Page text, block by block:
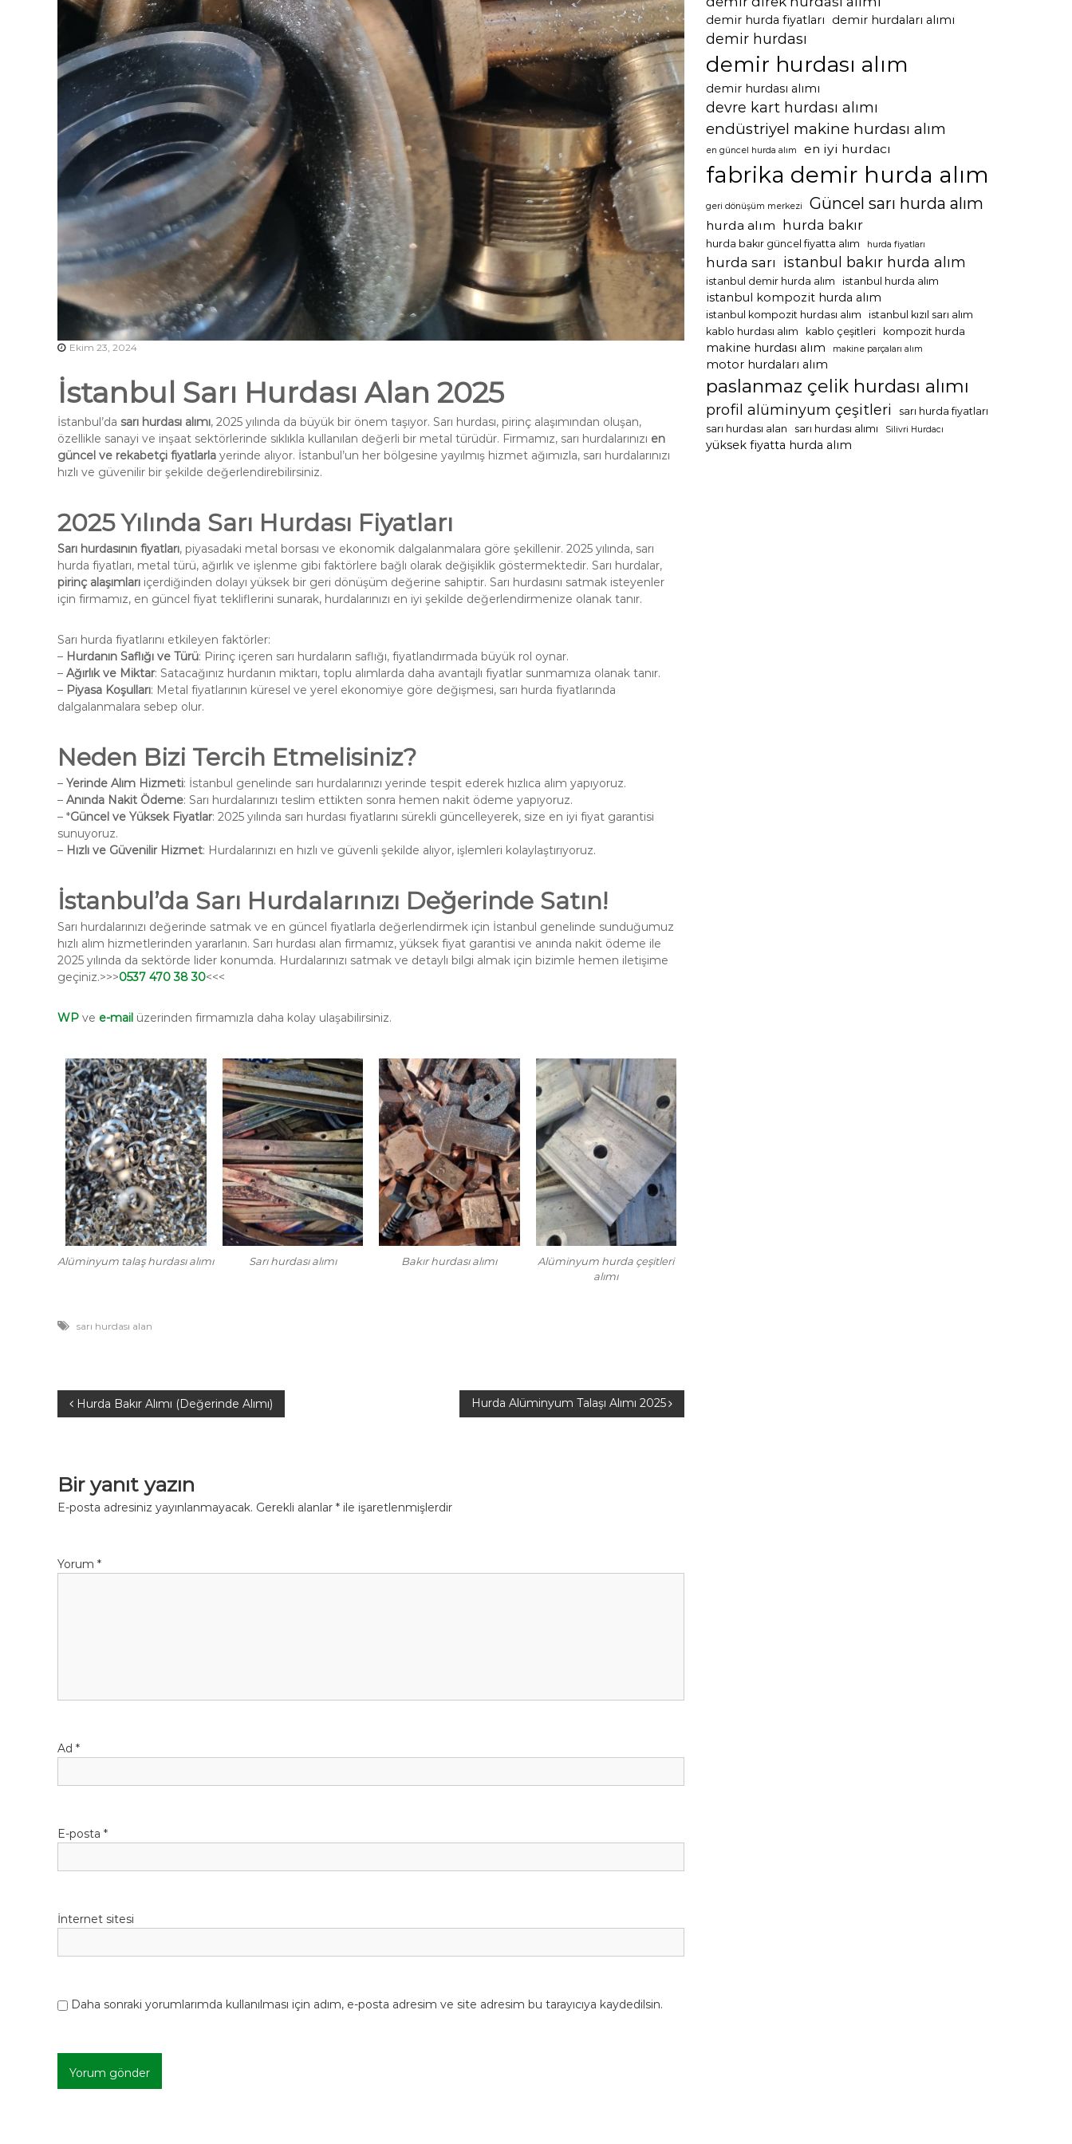
Ekim 23, 2024
İstanbul Sarı Hurdası Alan 2025
İstanbul’da sarı hurdası alımı, 2025 yılında da büyük bir önem taşıyor. Sarı hurdası, pirinç alaşımından oluşan,
özellikle sanayi ve inşaat sektörlerinde sıklıkla kullanılan değerli bir metal türüdür. Firmamız, sarı hurdalarınızı en
güncel ve rekabetçi fiyatlarla yerinde alıyor. İstanbul’un her bölgesine yayılmış hizmet ağımızla, sarı hurdalarınızı
hızlı ve güvenilir bir şekilde değerlendirebilirsiniz.
2025 Yılında Sarı Hurdası Fiyatları
Sarı hurdasının fiyatları, piyasadaki metal borsası ve ekonomik dalgalanmalara göre şekillenir. 2025 yılında, sarı
hurda fiyatları, metal türü, ağırlık ve işlenme gibi faktörlere bağlı olarak değişiklik göstermektedir. Sarı hurdalar,
pirinç alaşımları içerdiğinden dolayı yüksek bir geri dönüşüm değerine sahiptir. Sarı hurdasını satmak isteyenler
için firmamız, en güncel fiyat tekliflerini sunarak, hurdalarınızı en iyi şekilde değerlendirmenize olanak tanır.
Sarı hurda fiyatlarını etkileyen faktörler:
– Hurdanın Saflığı ve Türü: Pirinç içeren sarı hurdaların saflığı, fiyatlandırmada büyük rol oynar.
– Ağırlık ve Miktar: Satacağınız hurdanın miktarı, toplu alımlarda daha avantajlı fiyatlar sunmamıza olanak tanır.
– Piyasa Koşulları: Metal fiyatlarının küresel ve yerel ekonomiye göre değişmesi, sarı hurda fiyatlarında
dalgalanmalara sebep olur.
Neden Bizi Tercih Etmelisiniz?
– Yerinde Alım Hizmeti: İstanbul genelinde sarı hurdalarınızı yerinde tespit ederek hızlıca alım yapıyoruz.
– Anında Nakit Ödeme: Sarı hurdalarınızı teslim ettikten sonra hemen nakit ödeme yapıyoruz.
– *Güncel ve Yüksek Fiyatlar: 2025 yılında sarı hurdası fiyatlarını sürekli güncelleyerek, size en iyi fiyat garantisi
sunuyoruz.
– Hızlı ve Güvenilir Hizmet: Hurdalarınızı en hızlı ve güvenli şekilde alıyor, işlemleri kolaylaştırıyoruz.
İstanbul’da Sarı Hurdalarınızı Değerinde Satın!
Sarı hurdalarınızı değerinde satmak ve en güncel fiyatlarla değerlendirmek için İstanbul genelinde sunduğumuz
hızlı alım hizmetlerinden yararlanın. Sarı hurdası alan firmamız, yüksek fiyat garantisi ve anında nakit ödeme ile
2025 yılında da sektörde lider konumda. Hurdalarınızı satmak ve detaylı bilgi almak için bizimle hemen iletişime
geçiniz.>>>0537 470 38 30<<<
WP ve e-mail üzerinden firmamızla daha kolay ulaşabilirsiniz.
Alüminyum talaş hurdası alımı Sarı hurdası alımı Bakır hurdası alımı
Alüminyum hurda çeşitleri
alımı
sarı hurdası alan
Y
z
ı
n
e
i
Hurda Bakır Alımı (Değerinde Alımı) Hurda Alüminyum Talaşı Alımı 2025
Bir yanıt yazın
E-posta adresiniz yayınlanmayacak. Gerekli alanlar * ile işaretlenmişlerdir
Yorum *
Ad *
E-posta *
İnternet sitesi
Daha sonraki yorumlarımda kullanılması için adım, e-posta adresim ve site adresim bu tarayıcıya kaydedilsin.
demir hurda fiyatları demir hurdaları alımı
demir hurdası
demir hurdası alım
demir hurdası alımı
devre kart hurdası alımı
endüstriyel makine hurdası alım
en güncel hurda alım en iyi hurdacı
fabrika demir hurda alım
geri dönüşüm merkezi Güncel sarı hurda alım
hurda alım hurda bakır
hurda bakır güncel fiyatta alım hurda fiyatları
hurda sarı istanbul bakır hurda alım
istanbul demir hurda alım istanbul hurda alım
istanbul kompozit hurda alım
istanbul kompozit hurdası alım
istanbul kızıl sarı alım
kablo hurdası alım
kablo çeşitleri kompozit hurda
makine hurdası alım makine parçaları alım
motor hurdaları alım
paslanmaz çelik hurdası alımı
profil alüminyum çeşitleri
sarı hurda fiyatları
sarı hurdası alan
sarı hurdası alımı Silivri Hurdacı
yüksek fiyatta hurda alım